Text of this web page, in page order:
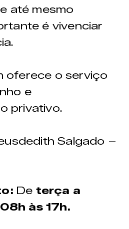
até mesmo
é vivenciar
oferece o serviço
e
privativo.
Salgado –
De terça a
08h às 17h.